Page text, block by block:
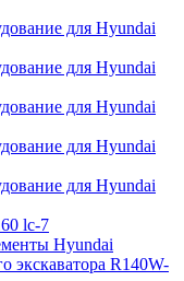
для Hyundai
для Hyundai
для Hyundai
для Hyundai
для Hyundai
lc-7
Hyundai
экскаватора R140W-